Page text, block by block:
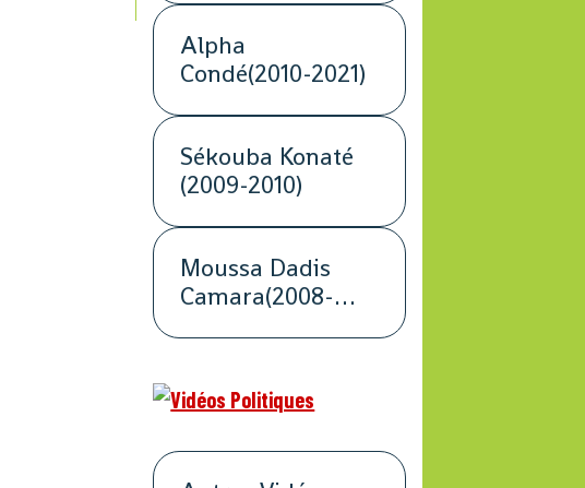
Alpha
Condé(2010-2021)
Sékouba Konaté
(2009-2010)
Moussa Dadis
Camara(2008-